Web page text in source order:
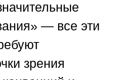
— все эти
зрения